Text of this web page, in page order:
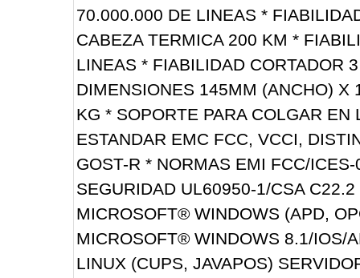
70.000.000 DE LINEAS *
CABEZA TERMICA 200 KM *
LINEAS * FIABILIDAD CORTADOR
DIMENSIONES 145MM (ANCHO) X
KG * SOPORTE PARA COLGAR EN
ESTANDAR EMC FCC, VCCI,
GOST-R * NORMAS EMI FCC/
SEGURIDAD UL60950-1/CSA
MICROSOFT® WINDOWS (APD,
MICROSOFT® WINDOWS 8.1/IOS/
LINUX (CUPS, JAVAPOS)